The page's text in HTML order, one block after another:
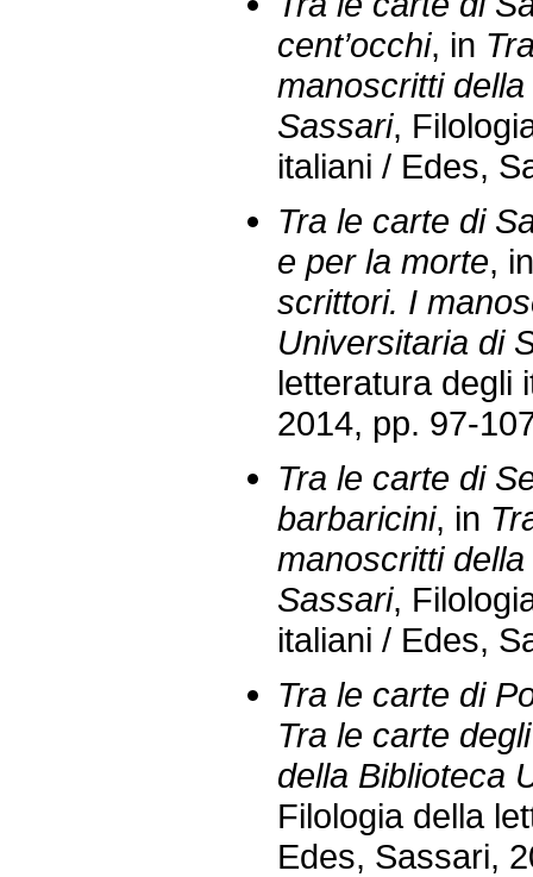
cent’occhi, in
manoscritti
Sassari,
italiani / Edes,
Tra le carte di
e per la morte,
scrittori. I
Universitaria di
letteratura degli
2014, pp. 97-
Tra le carte di
barbaricini, in
manoscritti
Sassari,
italiani / Edes,
Tra le carte di
Tra le carte
della Biblioteca
Filologia della
Edes, Sassari,